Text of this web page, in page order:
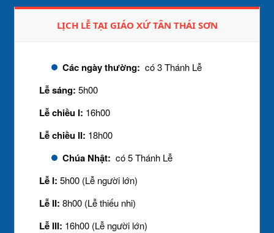
LỊCH LỄ TẠI GIÁO XỨ TÂN THÁI SƠN
Các ngày thường: có 3 Thánh Lễ
Lễ sáng: 5h00
Lễ chiều I: 16h00
Lễ chiều II: 18h00
Chúa Nhật: có 5 Thánh Lễ
Lễ I: 5h00 (Lễ người lớn)
Lễ II: 8h00 (Lễ thiếu nhi)
Lễ III: 16h00 (Lễ người lớn)